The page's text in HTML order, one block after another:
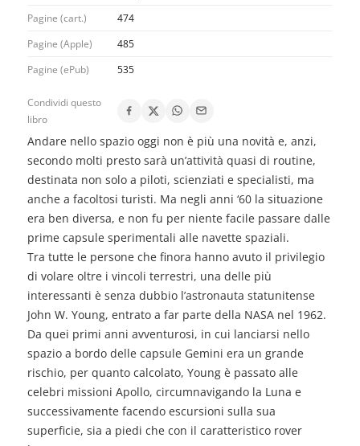
Pagine (cart.)
474
Pagine (Apple)
485
Pagine (ePub)
535
Condividi questo
libro
Andare nello spazio oggi non è più una novità e, anzi,
secondo molti presto sarà un’attività quasi di routine,
destinata non solo a piloti, scienziati e specialisti, ma
anche a facoltosi turisti. Ma negli anni ‘60 la situazione
era ben diversa, e non fu per niente facile passare dalle
prime capsule sperimentali alle navette spaziali.
Tra tutte le persone che finora hanno avuto il privilegio
di volare oltre i vincoli terrestri, una delle più
interessanti è senza dubbio l’astronauta statunitense
John W. Young, entrato a far parte della NASA nel 1962.
Da quei primi anni avventurosi, in cui lanciarsi nello
spazio a bordo delle capsule Gemini era un grande
rischio, per quanto calcolato, Young è passato alle
celebri missioni Apollo, circumnavigando la Luna e
successivamente facendo escursioni sulla sua
superficie, sia a piedi che con il caratteristico rover